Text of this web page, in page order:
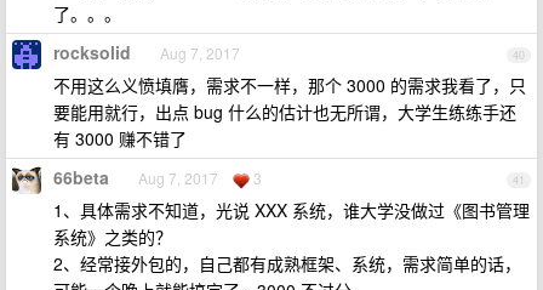
了。。。
40
rocksolid Aug 7, 2017
不用这么义愤填膺，需求不一样，那个 3000 的需求我看了，只
要能用就行，出点 bug 什么的估计也无所谓，大学生练练手还
有 3000 赚不错了
41
66beta Aug 7, 2017 3
1、具体需求不知道，光说 XXX 系统，谁大学没做过《图书管理
系统》之类的？
2、经常接外包的，自己都有成熟框架、系统，需求简单的话，